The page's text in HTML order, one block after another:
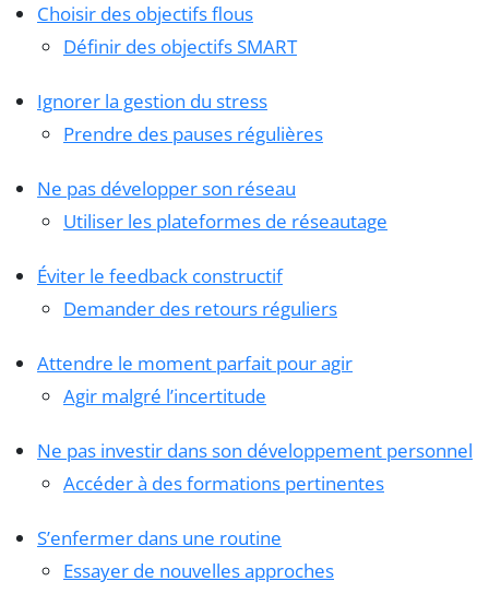
Choisir des objectifs flous
Définir des objectifs SMART
Ignorer la gestion du stress
Prendre des pauses régulières
Ne pas développer son réseau
Utiliser les plateformes de réseautage
Éviter le feedback constructif
Demander des retours réguliers
Attendre le moment parfait pour agir
Agir malgré l’incertitude
Ne pas investir dans son développement personnel
Accéder à des formations pertinentes
S’enfermer dans une routine
Essayer de nouvelles approches